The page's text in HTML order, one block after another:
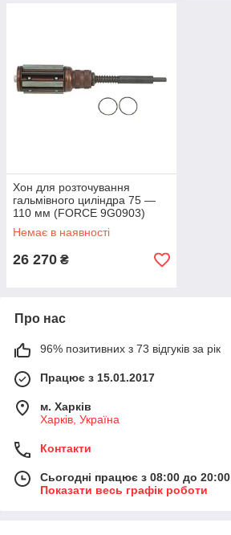
Хон для розточування
гальмівного циліндра 75 —
110 мм (FORCE 9G0903)
Немає в наявності
26 270 ₴
Про нас
96% позитивних з 73 відгуків за рік
Працює з 15.01.2017
м. Харків
Харків, Україна
Контакти
Сьогодні працює з 08:00 до 20:00
Показати весь графік роботи